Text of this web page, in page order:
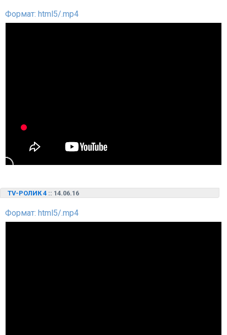
Формат: html5/.mp4
TV-РОЛИК 4 :: 14.06.16
Формат: html5/.mp4